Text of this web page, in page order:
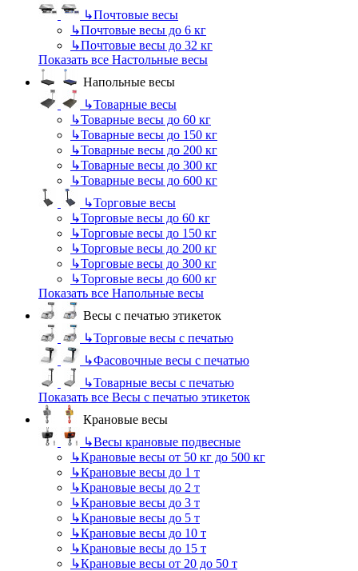
↳Почтовые весы
↳Почтовые весы до 6 кг
↳Почтовые весы до 32 кг
Показать все Настольные весы
Напольные весы
↳Товарные весы
↳Товарные весы до 60 кг
↳Товарные весы до 150 кг
↳Товарные весы до 200 кг
↳Товарные весы до 300 кг
↳Товарные весы до 600 кг
↳Торговые весы
↳Торговые весы до 60 кг
↳Торговые весы до 150 кг
↳Торговые весы до 200 кг
↳Торговые весы до 300 кг
↳Торговые весы до 600 кг
Показать все Напольные весы
Весы с печатью этикеток
↳Торговые весы с печатью
↳Фасовочные весы с печатью
↳Товарные весы с печатью
Показать все Весы с печатью этикеток
Крановые весы
↳Весы крановые подвесные
↳Крановые весы от 50 кг до 500 кг
↳Крановые весы до 1 т
↳Крановые весы до 2 т
↳Крановые весы до 3 т
↳Крановые весы до 5 т
↳Крановые весы до 10 т
↳Крановые весы до 15 т
↳Крановые весы от 20 до 50 т